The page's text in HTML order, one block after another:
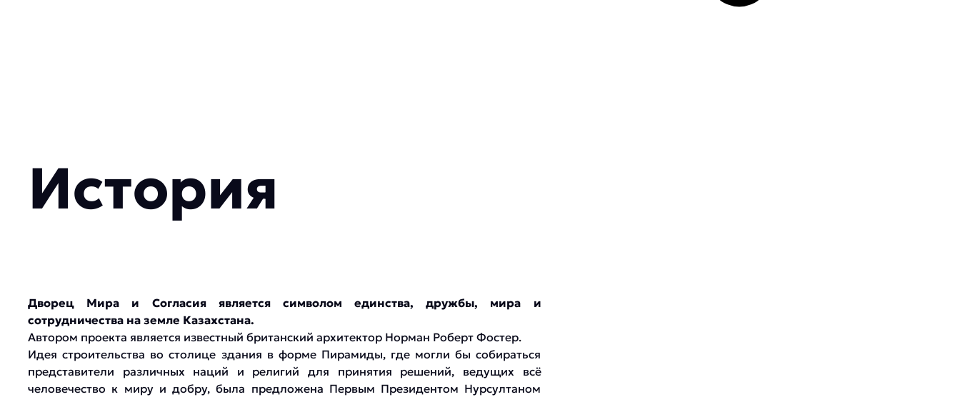
История
Дворец Мира и Согласия является символом единства, дружбы, мира и
сотрудничества на земле Казахстана.
Автором проекта является известный британский архитектор Норман Роберт Фостер.
Идея строительства во столице здания в форме Пирамиды, где могли бы собираться
представители различных наций и религий для принятия решений, ведущих всё
человечество к миру и добру, была предложена Первым Президентом Нурсултаном